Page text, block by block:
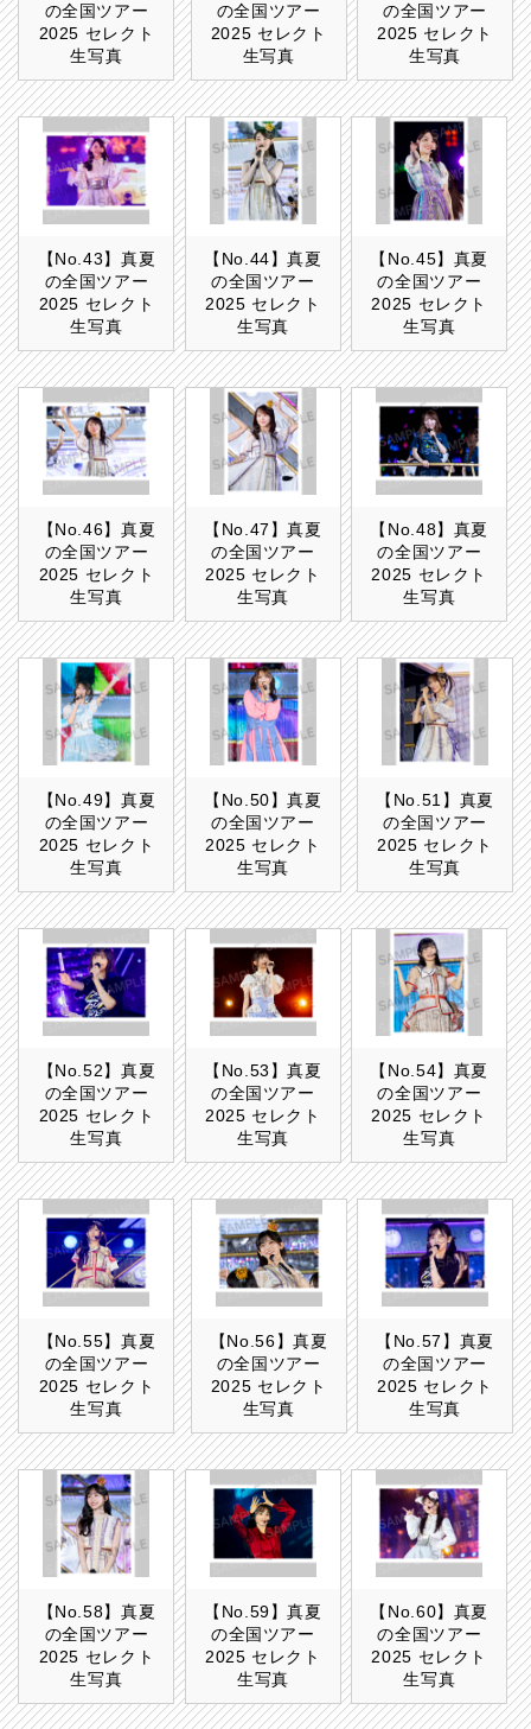
の全国ツアー
2025 セレクト
生写真
の全国ツアー
2025 セレクト
生写真
の全国ツアー
2025 セレクト
生写真
【No.43】真夏
の全国ツアー
2025 セレクト
生写真
【No.44】真夏
の全国ツアー
2025 セレクト
生写真
【No.45】真夏
の全国ツアー
2025 セレクト
生写真
【No.46】真夏
の全国ツアー
2025 セレクト
生写真
【No.47】真夏
の全国ツアー
2025 セレクト
生写真
【No.48】真夏
の全国ツアー
2025 セレクト
生写真
【No.49】真夏
の全国ツアー
2025 セレクト
生写真
【No.50】真夏
の全国ツアー
2025 セレクト
生写真
【No.51】真夏
の全国ツアー
2025 セレクト
生写真
【No.52】真夏
の全国ツアー
2025 セレクト
生写真
【No.53】真夏
の全国ツアー
2025 セレクト
生写真
【No.54】真夏
の全国ツアー
2025 セレクト
生写真
【No.55】真夏
の全国ツアー
2025 セレクト
生写真
【No.56】真夏
の全国ツアー
2025 セレクト
生写真
【No.57】真夏
の全国ツアー
2025 セレクト
生写真
【No.58】真夏
の全国ツアー
2025 セレクト
生写真
【No.59】真夏
の全国ツアー
2025 セレクト
生写真
【No.60】真夏
の全国ツアー
2025 セレクト
生写真